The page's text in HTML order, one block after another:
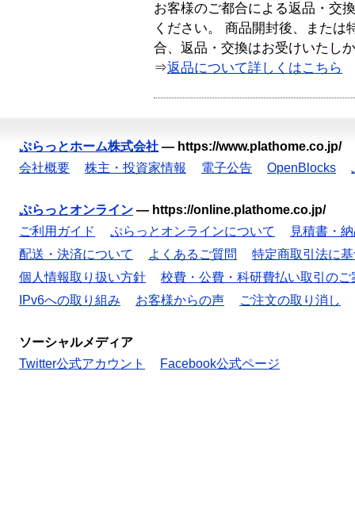
お客様のご都合による返品・交
ください。 商品開封後、または
合、返品・交換はお受けいたし
⇒返品について詳しくはこちら
ぷらっとホーム株式会社 — https://www.plathome.co.jp/
会社概要
株主・投資家情報 電子公告 OpenBlocks
ぷらっとオンライン — https://online.plathome.co.jp/
ご利用ガイド
ぷらっとオンラインについて
見積書・
配送・決済について
よくあるご質問
特定商取引法に
個人情報取り扱い方針
校費・公費・科研費払い取引のご
IPv6への取り組み
お客様からの声 ご注文の取り消し
ソーシャルメディア
Twitter公式アカウント
Facebook公式ページ